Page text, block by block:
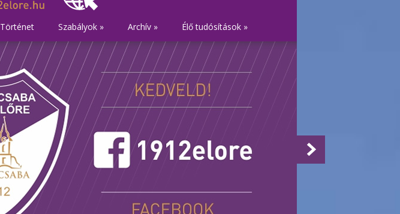
Történet Szabályok » Archív » Élő tudósítások »